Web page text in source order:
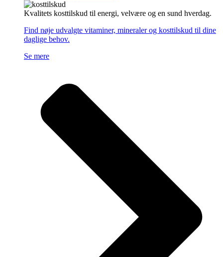
Kvalitets kosttilskud til energi, velvære og en sund hverdag.
Find nøje udvalgte vitaminer, mineraler og kosttilskud til dine
daglige behov.
Se mere